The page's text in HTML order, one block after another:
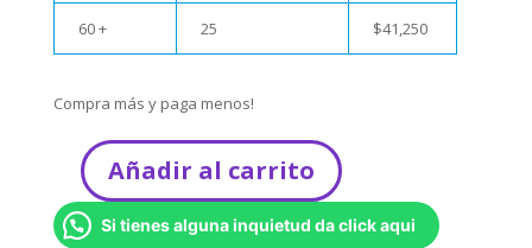
60 + 25 $41,250
Compra más y paga menos!
CPA14
–
Cobija
Añadir al carrito
Si tienes alguna inquietud da click aqui